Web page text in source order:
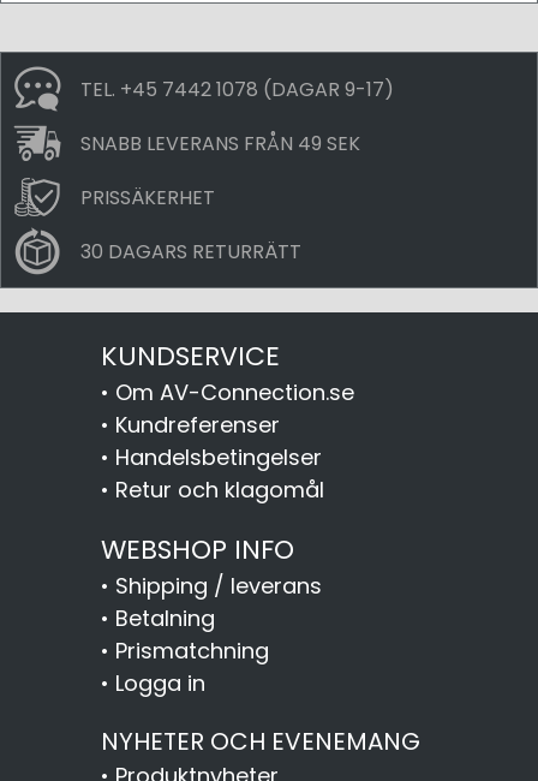
TEL. +45 7442 1078 (DAGAR 9-17)
SNABB LEVERANS FRÅN 49 SEK
PRISSÄKERHET
30 DAGARS RETURRÄTT
KUNDSERVICE
• Om AV-Connection.se
• Kundreferenser
• Handelsbetingelser
• Retur och klagomål
WEBSHOP INFO
• Shipping / leverans
• Betalning
• Prismatchning
• Logga in
NYHETER OCH EVENEMANG